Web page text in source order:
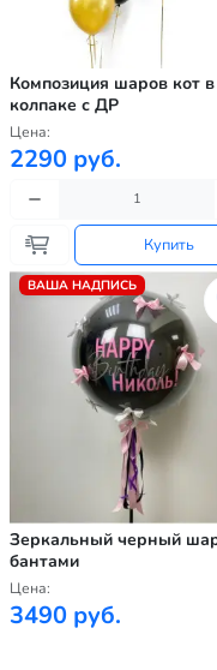
Композиция шаров кот в
колпаке с ДР
Цена:
2290 руб.
Купить
ВАША НАДПИСЬ
Зеркальный черный
бантами
Цена:
3490 руб.